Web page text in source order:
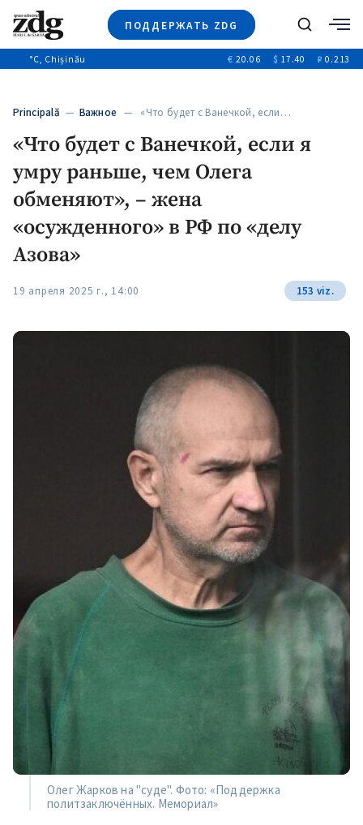
ПОДДЕРЖАТЬ ZDG
Новости
Расследования
Общество
+312
Поиск
°C, Chișinău € 20.06 $ 17.40 ₽ 0.213
Principală — Важное — «Что будет с Ванечкой, если…
«Что будет с Ванечкой, если я
умру раньше, чем Олега
обменяют», – жена
«осужденного» в РФ по «делу
Азова»
19 апреля 2025 г., 14:00 153 viz.
Олег Жарков на "суде". Фото: «Поддержка
политзаключённых. Мемориал»